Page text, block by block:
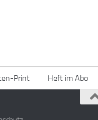
Print Heft im Abo